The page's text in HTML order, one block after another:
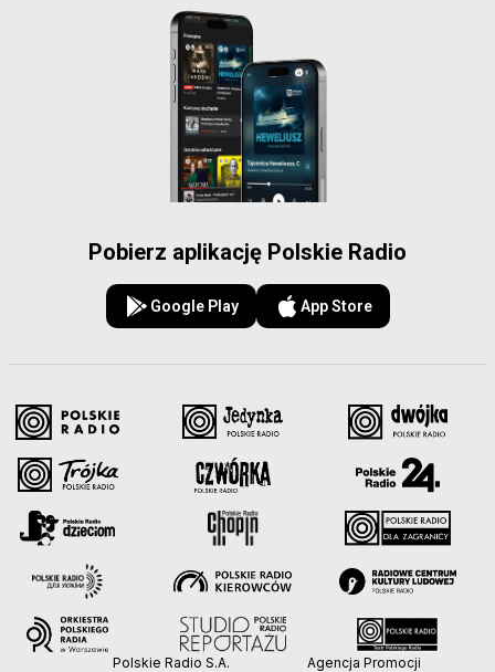
Pobierz aplikację Polskie Radio
Google Play App Store
Polskie Radio S.A.
Agencja Promocji